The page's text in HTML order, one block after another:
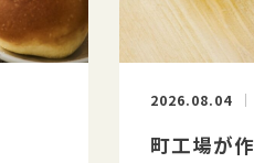
2026.08.04
町工場が